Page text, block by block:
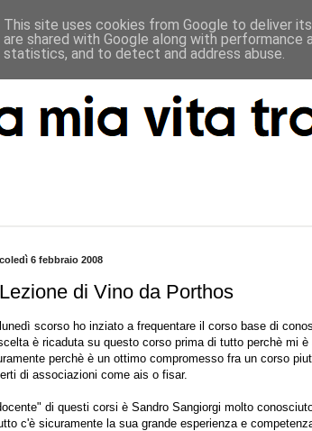
6 febbraio 2008
di Vino da Porthos
scorso ho inziato a frequentare il corso base di
è ricaduta su questo corso prima di tutto perchè mi
perchè è un ottimo compromesso fra un corso
di associazioni come ais o fisar.
di questi corsi è Sandro Sangiorgi molto
c'è sicuramente la sua grande esperienza e
This site uses cookies from Google to deliver
are shared with Google along with
statistics, and to detect and address abuse.